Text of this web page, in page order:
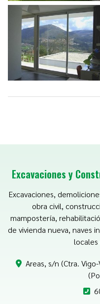
Excavaciones y
Excavaciones,
obra civil,
mampostería,
de vivienda nueva, naves
locales
Areas, s/n (Ctra.